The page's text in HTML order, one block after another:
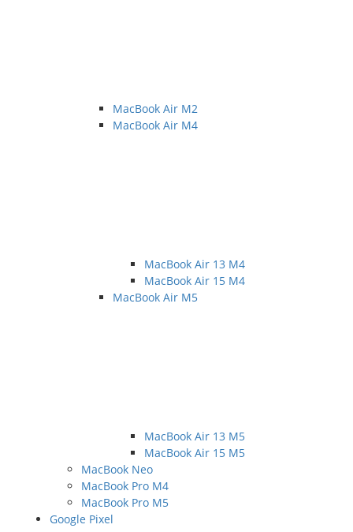
MacBook Air M2
MacBook Air M4
MacBook Air 13 M4
MacBook Air 15 M4
MacBook Air M5
MacBook Air 13 M5
MacBook Air 15 M5
MacBook Neo
MacBook Pro M4
MacBook Pro M5
Google Pixel